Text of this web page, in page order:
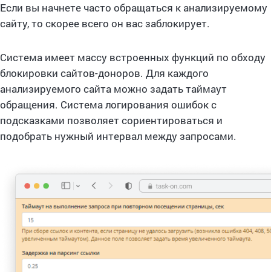
Если вы начнете часто обращаться к анализируемому
сайту, то скорее всего он вас заблокирует.
Система имеет массу встроенных функций по обходу
блокировки сайтов-доноров. Для каждого
анализируемого сайта можно задать таймаут
обращения. Система логирования ошибок с
подсказками позволяет сориентироваться и
подобрать нужный интервал между запросами.